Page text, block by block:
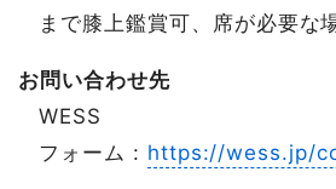
まで膝上鑑賞可、席が必要な
お問い合わせ先
WESS
フォーム : https://wess.jp/